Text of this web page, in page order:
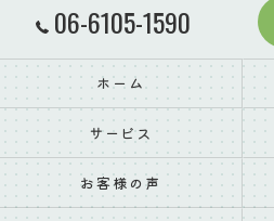
06-6105-1590
ホーム
サービス
お客様の声